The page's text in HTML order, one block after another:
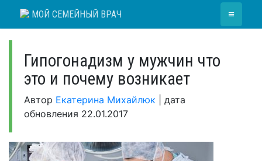
МОЙ СЕМЕЙНЫЙ ВРАЧ ≡
Гипогонадизм у мужчин что
это и почему возникает
Автор Екатерина Михайлюк
дата
обновления 22.01.2017